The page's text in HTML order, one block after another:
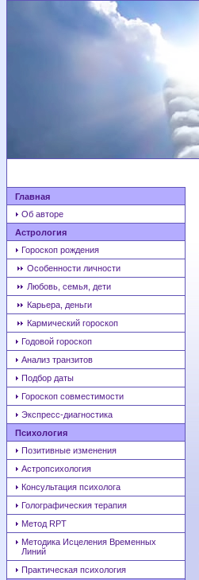
Главная
Об авторе
Астрология
Гороскоп рождения
Особенности личности
Любовь, семья, дети
Карьера, деньги
Кармический гороскоп
Годовой гороскоп
Анализ транзитов
Подбор даты
Гороскоп совместимости
Экспресс-диагностика
Психология
Позитивные изменения
Астропсихология
Консультация психолога
Голографическия терапия
Метод RPT
Методика Исцеления Временных
Линий
Практическая психология